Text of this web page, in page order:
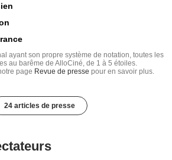
ayant son propre système de notation, toutes les
au barême de AlloCiné, de 1 à 5 étoiles.
page Revue de presse pour en savoir plus.
24 articles de presse